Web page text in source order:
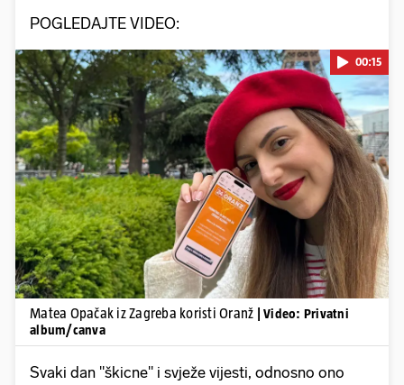
POGLEDAJTE VIDEO:
Pokretanje videa...
00:15
Matea Opačak iz Zagreba koristi Oranž
| Video: Privatni
album/canva
Svaki dan "škicne" i svježe vijesti, odnosno ono